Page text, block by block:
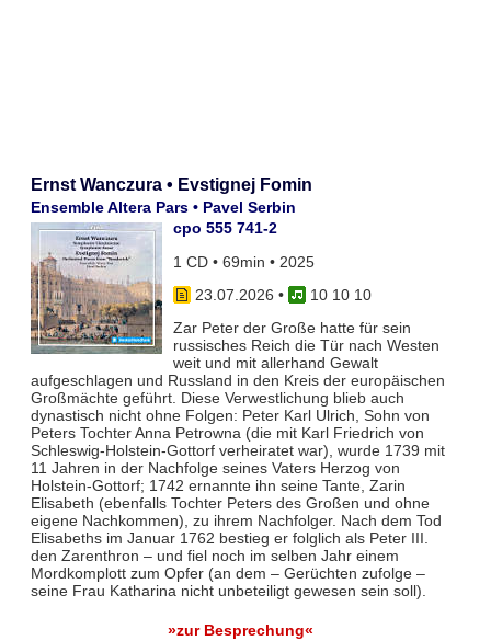
Ernst Wanczura • Evstignej Fomin
Ensemble Altera Pars • Pavel Serbin
cpo 555 741-2
1 CD • 69min • 2025
23.07.2026 •
10 10 10
Zar Peter der Große hatte für sein
russisches Reich die Tür nach Westen
weit und mit allerhand Gewalt
aufgeschlagen und Russland in den Kreis der europäischen
Großmächte geführt. Diese Verwestlichung blieb auch
dynastisch nicht ohne Folgen: Peter Karl Ulrich, Sohn von
Peters Tochter Anna Petrowna (die mit Karl Friedrich von
Schleswig-Holstein-Gottorf verheiratet war), wurde 1739 mit
11 Jahren in der Nachfolge seines Vaters Herzog von
Holstein-Gottorf; 1742 ernannte ihn seine Tante, Zarin
Elisabeth (ebenfalls Tochter Peters des Großen und ohne
eigene Nachkommen), zu ihrem Nachfolger. Nach dem Tod
Elisabeths im Januar 1762 bestieg er folglich als Peter III.
den Zarenthron – und fiel noch im selben Jahr einem
Mordkomplott zum Opfer (an dem – Gerüchten zufolge –
seine Frau Katharina nicht unbeteiligt gewesen sein soll).
»zur Besprechung«